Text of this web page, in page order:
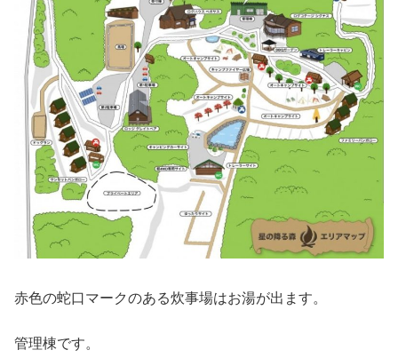
赤色の蛇口マークのある炊事場はお湯が出ます。
管理棟です。